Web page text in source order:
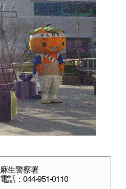
麻生警察署
電話：044-951-0110